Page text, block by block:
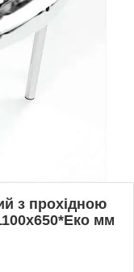
з прохідною
мм